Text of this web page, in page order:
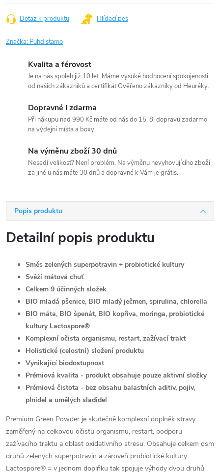
Dotaz k produktu Hlídací pes
Značka: Puhdistamo
Kvalita a férovost
Je na nás spoleh již 10 let. Máme vysoké hodnocení spokojenosti
od našich zákazníků a certifikát Ověřeno zákazníky od Heuréky.
Dopravné i zdarma
Při nákupu nad 990 Kč máte od nás do 15. 8. dopravu zadarmo
na výdejní místa a boxy.
Na výměnu zboží 30 dnů
Nesedí velikost? Není problém. Na výměnu nevyhovujícího zboží
za jiné u nás máte 30 dnů a dopravné k Vám je grátis.
Popis produktu
Detailní popis produktu
Směs zelených superpotravin + probiotické kultury
Svěží mátová chuť
Celkem 9 účinných složek
BIO mladá pšenice, BIO mladý ječmen, spirulina, chlorella
BIO máta, BIO špenát, BIO kopřiva, moringa, probiotické
kultury Lactospore®
Komplexní očista organismu, restart, zažívací trakt
Holistické (celostní) složení produktu
Vynikající biodostupnost
Prémiová kvalita - produkt obsahuje pouze aktivní složky
Prémiová čistota - bez obsahu balastních aditiv, pojiv,
plnidel a umělých sladidel
Premium Green Powder je skutečně komplexní doplněk stravy
zaměřený na celkovou očistu organismu, restart, podporu
zažívacího traktu a oblast oxidativního stresu. Obsahuje celkem osm
druhů zelených superpotravin a zároveň probiotické kultury
Lactospore® = v jednom doplňku tak spojuje výhody dvou druhů